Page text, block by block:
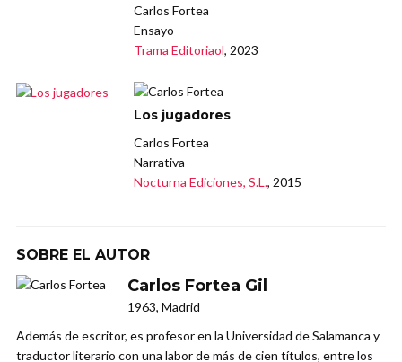
Carlos Fortea
Ensayo
Trama Editoriaol, 2023
Los jugadores
Carlos Fortea
Narrativa
Nocturna Ediciones, S.L., 2015
SOBRE EL AUTOR
Carlos Fortea Gil
1963, Madrid
Además de escritor, es profesor en la Universidad de Salamanca y
traductor literario con una labor de más de cien títulos, entre los